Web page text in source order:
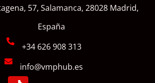
57, Salamanca, 28028 Madrid,
España
+34 626 908 313
info@vmphub.es